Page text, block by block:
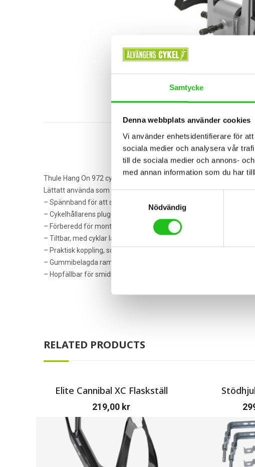
Samtycke
Denna webbplats använder cookies
Vi använder enhetsidentifierare för
sociala medier och analysera vår
till de sociala medier och annons-
med annan information som du har
Nödvändig
Thule Hang On 972 cykelhållare
Lättatt använda som cykelhållare för 3 cyklar på dragkrok.
– Spännband för att säkra cyklarna ingår.
– Cykelhållarens pluggar har en reflexyta för bättre synlighet i
– Förberedd för montering av Thule Ljusramp 976 med Adapter
– Tiltbar, med cyklar lastade, för lätt åtkomligt bagageutrymme.
– Praktisk koppling, som passar de flesta dragkrokar.
– Gummibelagda ramhållare håller cyklarna stadigt på plats och
– Hopfällbar för smidig förvaring – kompakt nog att få plats i
RELATED PRODUCTS
Elite Cannibal XC Flaskställ
219,00 kr